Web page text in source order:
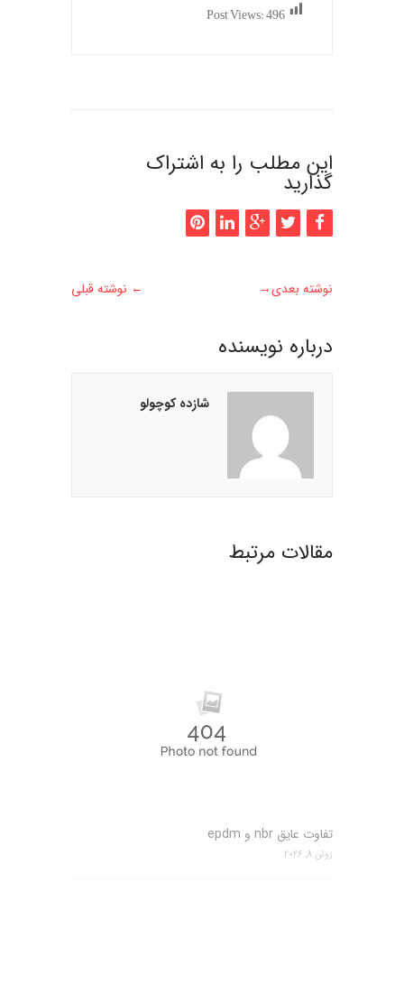
Post Views:496
این مطلب را به اشتراک
گذارید
← نوشته قبلی نوشته بعدی→
درباره نويسنده
شازده کوچولو
مقالات مرتبط
تفاوت عایق nbr و epdm
ژوئن 8, 2026